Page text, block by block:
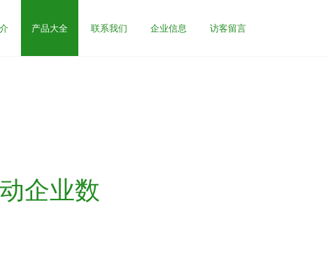
产品大全 联系我们 企业信息 访客留言
企业数